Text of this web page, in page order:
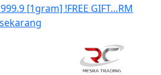
[1gram] !FREE GIFT…RM